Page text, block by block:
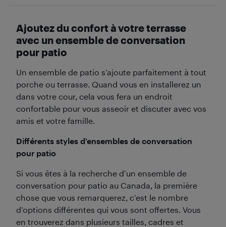
Ajoutez du confort à votre terrasse
avec un ensemble de conversation
pour patio
Un ensemble de patio s’ajoute parfaitement à tout
porche ou terrasse. Quand vous en installerez un
dans votre cour, cela vous fera un endroit
confortable pour vous asseoir et discuter avec vos
amis et votre famille.
Différents styles d’ensembles de conversation
pour patio
Si vous êtes à la recherche d’un ensemble de
conversation pour patio au Canada, la première
chose que vous remarquerez, c’est le nombre
d’options différentes qui vous sont offertes. Vous
en trouverez dans plusieurs tailles, cadres et